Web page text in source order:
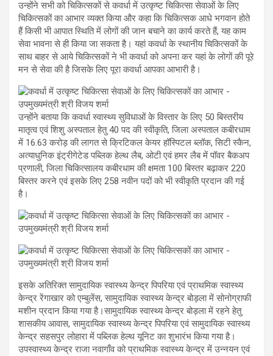
उन्होंने सभी को चिकित्सकों से कवर्धा में उत्कृष्ट चिकित्सा सेवाओं के लिए
चिकित्सकों का आभार व्यक्त किया और कहा कि चिकित्सक आधे भगवान होते
हैं किसी भी आपात स्थिति में लोगों की जान बचाने का कार्य करते हैं, यह काम
सेवा भावना से ही किया जा सकता है। यहां कवर्धा के स्थानीय चिकित्सकों के
साथ बाहर से आये चिकित्सकों ने भी कवर्धा को अपना कर यहां के लोगों की पूरे
मन से सेवा की है जिसके लिए पूरा कवर्धा आपका आभारी है।
उन्होंने बताया कि कवर्धा स्वास्थ्य सुविधाओं के विस्तार के लिए 50 बिस्तरीय
मातृत्व एवं शिशु अस्पताल हेतु 40 पद की स्वीकृति, जिला अस्पताल कबीरधाम
में 16.63 करोड़ की लागत से क्रिटिकल केयर हॉस्पिटल ब्लॉक, सिटी स्कैन,
अत्याधुनिक इंट्रीगेटेड पब्लिक हेल्थ लैब, ओटी एवं हमर लैब में पॉवर बैकअप
प्रणाली, जिला चिकित्सालय कबीरधाम की क्षमता 100 बिस्तर बढ़ाकर 220
बिस्तर करने एवं इसके लिए 258 नवीन पदों को भी स्वीकृति प्रदान की गई
है।
इसके अतिरिक्त सामुदायिक स्वास्थ्य केन्द्र पिपरिया एवं प्राथमिक स्वास्थ्य
केन्द्र रेंगाखार को एम्बुलेंस, सामुदायिक स्वास्थ्य केन्द्र बोड़ला में सोनोग्राफी
मशीन प्रदान किया गया है।सामुदायिक स्वास्थ्य केन्द्र बोड़ला में रहने हेतु
शासकीय आवास, सामुदायिक स्वास्थ्य केन्द्र पिपरिया एवं सामुदायिक स्वास्थ्य
केन्द्र सहसपुर लोहारा में पब्लिक हेल्थ यूनिट का शुभारंभ किया गया है।
उपस्वास्थ्य केन्द्र राजा नवागाँव को प्राथमिक स्वास्थ्य केन्द्र में उन्नयन एवं